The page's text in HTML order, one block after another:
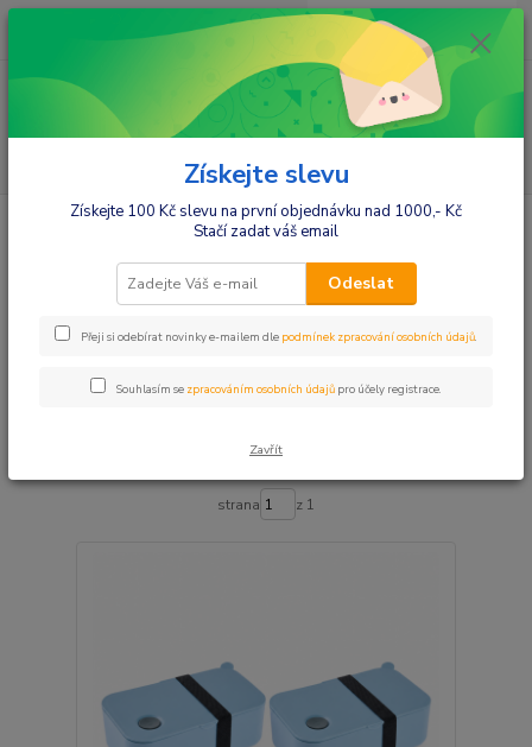
ks
za 0,00 Kč
Kojenecké potřeby Boxy na svačinu, sáčky, kapsičky
Boxy na svačinu, sáčky, kapsičky
Upřesnit parametry
Zobrazuji 1-16 z 16
strana z 1
Získejte slevu
Získejte 100 Kč slevu na první objednávku nad 1000,- Kč
Stačí zadat váš email
Odeslat
Přeji si odebírat novinky e-mailem dle podmínek zpracování osobních údajů.
Souhlasím se zpracováním osobních údajů pro účely registrace.
Zavřít